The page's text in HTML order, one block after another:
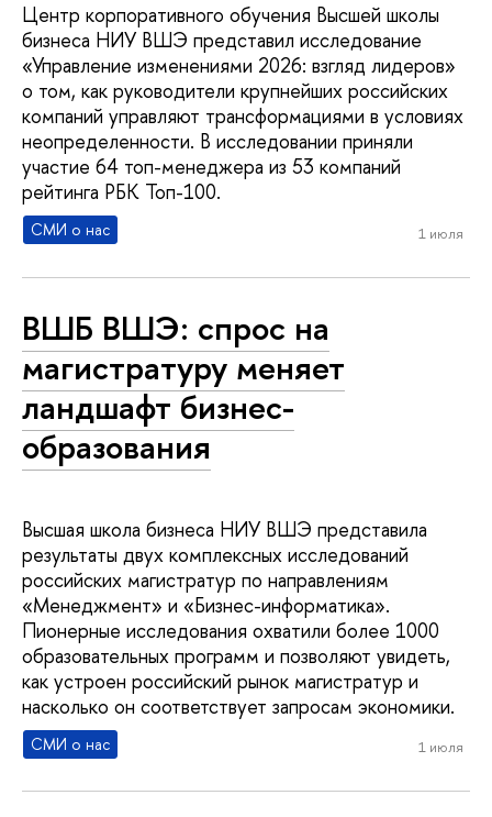
Центр корпоративного обучения Высшей школы
бизнеса НИУ ВШЭ представил исследование
«Управление изменениями 2026: взгляд лидеров»
о том, как руководители крупнейших российских
компаний управляют трансформациями в условиях
неопределенности. В исследовании приняли
участие 64 топ-менеджера из 53 компаний
рейтинга РБК Топ-100.
СМИ о нас 1 июля
ВШБ ВШЭ: спрос на
магистратуру меняет
ландшафт бизнес-
образования
Высшая школа бизнеса НИУ ВШЭ представила
результаты двух комплексных исследований
российских магистратур по направлениям
«Менеджмент» и «Бизнес-информатика».
Пионерные исследования охватили более 1000
образовательных программ и позволяют увидеть,
как устроен российский рынок магистратур и
насколько он соответствует запросам экономики.
СМИ о нас 1 июля